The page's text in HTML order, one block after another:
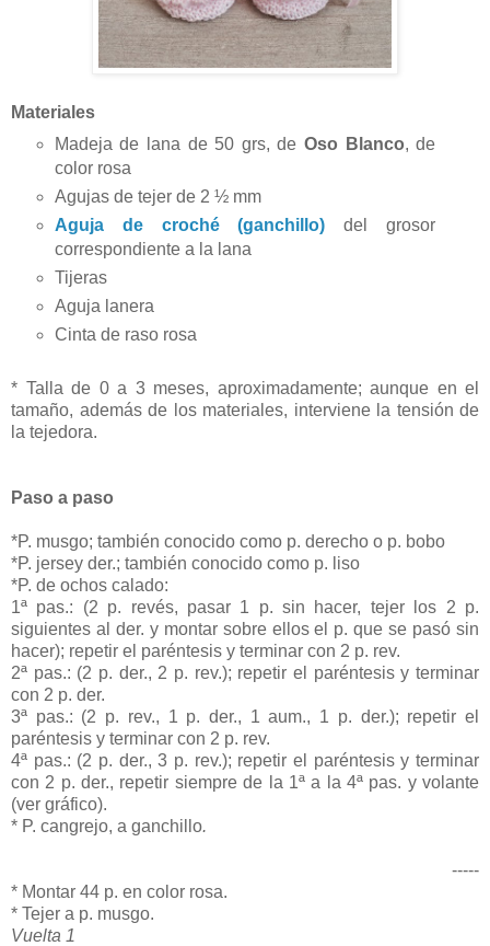
Materiales
Madeja de lana de 50 grs, deOso Blanco, de
color rosa
Agujas de tejer de 2 ½mm
Aguja de croché (ganchillo) del grosor
correspondiente a la lana
Tijeras
Aguja lanera
Cinta de raso rosa
* Talla de 0 a 3 meses, aproximadamente; aunque en el
tamaño, además de los materiales, interviene la tensión de
la tejedora.
Paso a paso
*P. musgo; también conocido como p. derecho o p. bobo
*P. jersey der.; también conocido como p. liso
*P. de ochos calado:
1ª pas.: (2 p. revés, pasar 1 p. sin hacer, tejer los 2 p.
siguientes al der. y montar sobre ellos el p. que se pasó sin
hacer); repetir el paréntesis y terminar con 2 p. rev.
2ª pas.: (2 p. der., 2 p. rev.); repetir el paréntesis y terminar
con 2 p. der.
3ª pas.: (2 p. rev., 1 p. der., 1 aum., 1 p. der.); repetir el
paréntesis y terminar con 2 p. rev.
4ª pas.: (2 p. der., 3 p. rev.); repetir el paréntesis y terminar
con 2 p. der., repetir siempre de la 1ª a la 4ª pas. y volante
(ver gráfico).
* P. cangrejo, a ganchillo.
-----
* Montar 44 p. en color rosa.
* Tejer a p. musgo.
Vuelta 1